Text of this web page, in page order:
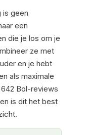
is geen
een
die je los om je
ze met
en je hebt
als maximale
Bol-reviews
is dit het best